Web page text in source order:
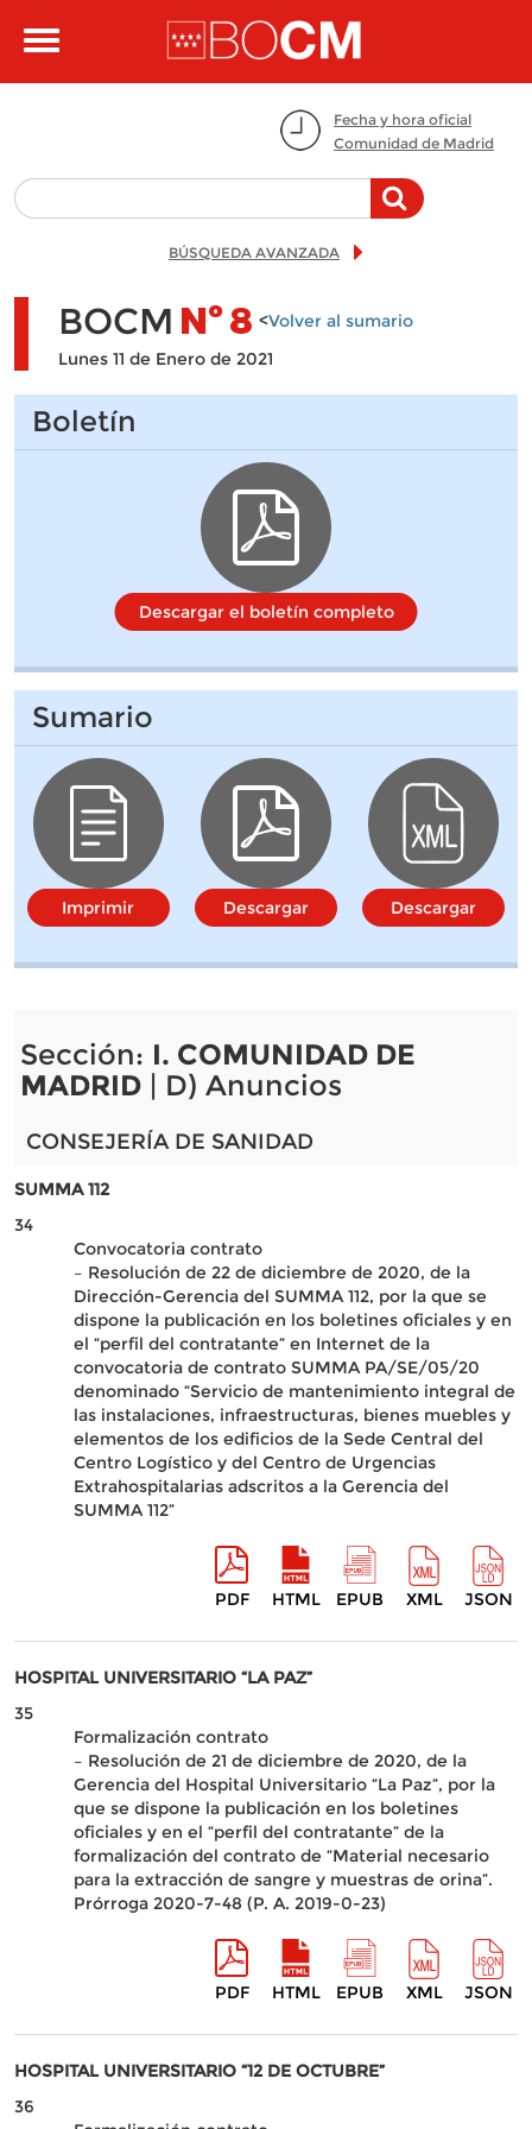
Toggle
Fecha y hora oficial
Comunidad de Madrid
BÚSQUEDA AVANZADA
BOCM Nº8 <Volver al sumario
Lunes 11 de Enero de 2021
Boletín
Descargar el boletín completo
Sumario
Imprimir Descargar Descargar
Sección: I. COMUNIDAD DE
MADRID| D) Anuncios
CONSEJERÍA DE SANIDAD
SUMMA 112
34
Convocatoria contrato
– Resolución de 22 de diciembre de 2020, de la
Dirección-Gerencia del SUMMA 112, por la que se
dispone la publicación en los boletines oficiales y en
el “perfil del contratante” en Internet de la
convocatoria de contrato SUMMA PA/SE/05/20
denominado “Servicio de mantenimiento integral de
las instalaciones, infraestructuras, bienes muebles y
elementos de los edificios de la Sede Central del
Centro Logístico y del Centro de Urgencias
Extrahospitalarias adscritos a la Gerencia del
SUMMA 112”
PDF HTML EPUB XML JSON
HOSPITAL UNIVERSITARIO “LA PAZ”
35
Formalización contrato
– Resolución de 21 de diciembre de 2020, de la
Gerencia del Hospital Universitario “La Paz”, por la
que se dispone la publicación en los boletines
oficiales y en el “perfil del contratante” de la
formalización del contrato de “Material necesario
para la extracción de sangre y muestras de orina”.
Prórroga 2020-7-48 (P. A. 2019-0-23)
PDF HTML EPUB XML JSON
HOSPITAL UNIVERSITARIO “12 DE OCTUBRE”
36